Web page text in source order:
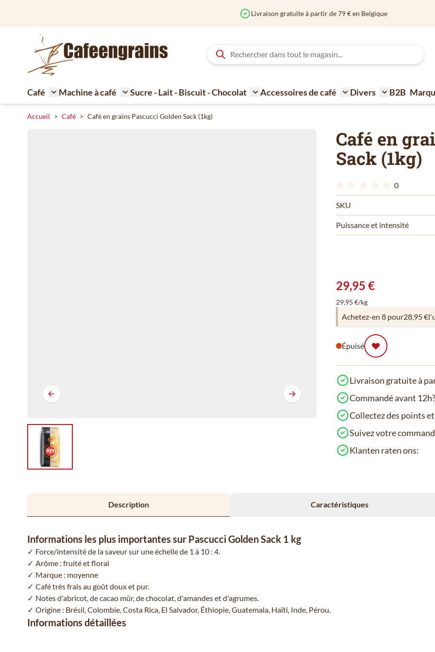
Livraison gratuite à partir de 79 € en Belgique
Café
Toggle submenu for Café
Machine à café
Toggle submenu for Machine à café
Sucre - Lait - Biscuit - Chocolat
Toggle submenu for Sucre - Lait - Biscuit -
Accessoires de café
Toggle submenu for
Divers
Toggle
B2B
Accueil > Café > Café en grains Pascucci Golden Sack (1kg)
Café en
Sack (1kg)
0
SKU
Puissance et intensité
29,95 €
29,95 €/kg
Achetez-en 8 pour28,95 €
Épuisé
Livraison gratuite à
Commandé avant
Collectez des points
Suivez votre
Klanten raten ons:
Description Caractéristiques
Informations les plus importantes sur Pascucci Golden Sack 1 kg
Force/intensité de la saveur sur une échelle de 1 à 10 : 4.
Arôme : fruité et floral
Marque : moyenne
Café très frais au goût doux et pur.
Notes d'abricot, de cacao mûr, de chocolat, d'amandes et d'agrumes.
Origine : Brésil, Colombie, Costa Rica, El Salvador, Éthiopie, Guatemala, Haïti, Inde, Pérou.
Informations détaillées